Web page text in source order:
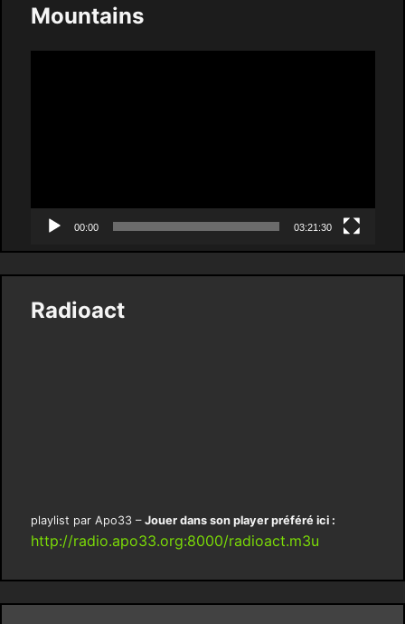
Mountains
00:00 03:21:30
Radioact
playlist par Apo33 – Jouer dans son player préféré ici :
http://radio.apo33.org:8000/radioact.m3u